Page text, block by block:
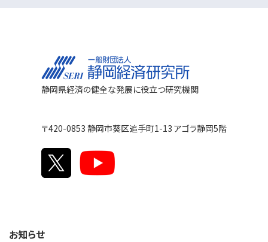
静岡県経済の健全な発展に役立つ研究機関
〒420-0853 静岡市葵区追手町1-13 アゴラ静岡5階
お知らせ